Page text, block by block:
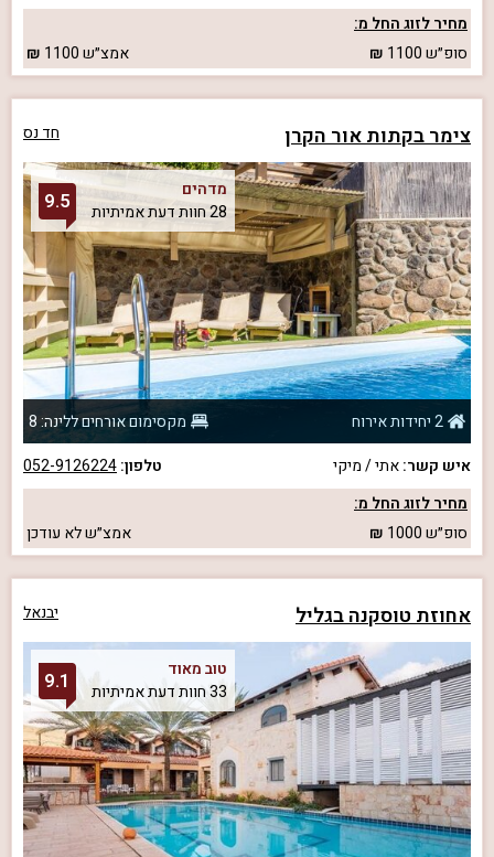
מחיר לזוג החל מ:
סופ״ש1100 אמצ״ש1100
צימר בקתות אור הקרן חד נס
מדהים
28 חוות דעת אמיתיות
9.5
2 יחידות אירוח
מקסימום אורחים ללינה: 8
איש קשר:אתי / מיקי טלפון:052-9126224
מחיר לזוג החל מ:
סופ״ש1000 אמצ״שלא עודכן
אחוזת טוסקנה בגליל יבנאל
טוב מאוד
33 חוות דעת אמיתיות
9.1